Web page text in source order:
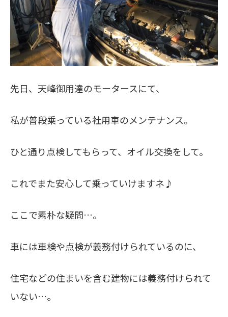
先日、天峰御用達のモータースにて、
私が普段乗っている社用車のメンテナンス。
ひと通り点検してもらって、オイル交換をして。
これでまた安心して乗っていけますネ♪
ここで素朴な疑問…。
車には車検や点検が義務付けられているのに、
住宅などの住まいを含む建物には義務付けられて
いない…。